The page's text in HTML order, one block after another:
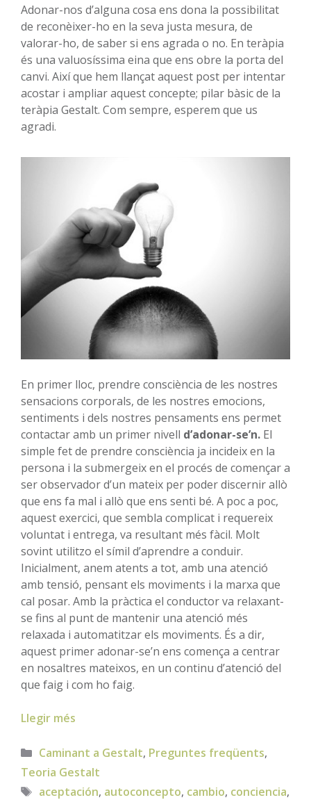
Adonar-nos d’alguna cosa ens dona la possibilitat
de reconèixer-ho en la seva justa mesura, de
valorar-ho, de saber si ens agrada o no. En teràpia
és una valuosíssima eina que ens obre la porta del
canvi. Així que hem llançat aquest post per intentar
acostar i ampliar aquest concepte; pilar bàsic de la
teràpia Gestalt. Com sempre, esperem que us
agradi.
En primer lloc, prendre consciència de les nostres
sensacions corporals, de les nostres emocions,
sentiments i dels nostres pensaments ens permet
contactar amb un primer nivell d’adonar-se’n. El
simple fet de prendre consciència ja incideix en la
persona i la submergeix en el procés de començar a
ser observador d’un mateix per poder discernir allò
que ens fa mal i allò que ens senti bé. A poc a poc,
aquest exercici, que sembla complicat i requereix
voluntat i entrega, va resultant més fàcil. Molt
sovint utilitzo el símil d’aprendre a conduir.
Inicialment, anem atents a tot, amb una atenció
amb tensió, pensant els moviments i la marxa que
cal posar. Amb la pràctica el conductor va relaxant-
se fins al punt de mantenir una atenció més
relaxada i automatitzar els moviments. És a dir,
aquest primer adonar-se’n ens comença a centrar
en nosaltres mateixos, en un continu d’atenció del
que faig i com ho faig.
Llegir més
Categories
Caminant a Gestalt, Preguntes freqüents,
Teoria Gestalt
Etiquetes
aceptación, autoconcepto, cambio, conciencia,